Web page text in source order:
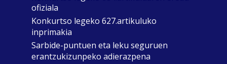
ofiziala
Konkurtso legeko 627.artikuluko
inprimakia
Sarbide-puntuen eta leku seguruen
erantzukizunpeko adierazpena